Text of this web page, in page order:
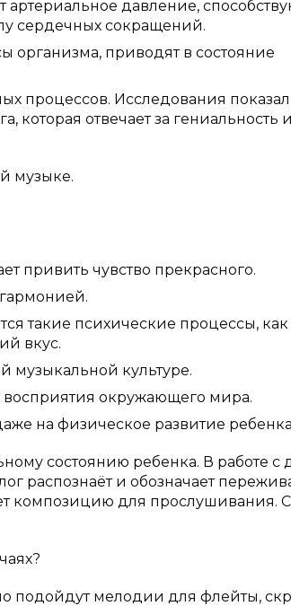
давление,
сердечных сокращений.
организма, приводят в состояние
процессов. Исследования
которая отвечает за гениальность и
музыке.
привить чувство прекрасного.
такие психические процессы, как
вкус.
музыкальной культуре.
восприятия окружающего мира.
на физическое развитие
состоянию ребенка. В работе с
распознаёт и обозначает
композицию для прослушивания.
подойдут мелодии для флейты,